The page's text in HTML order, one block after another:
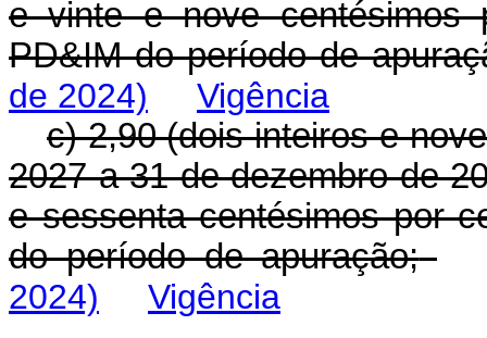
e vinte e nove centésimos
PD&IM do período de
de 2024)
Vigência
c) 2,90 (dois inteiros e
2027 a 31 de dezembro de
e sessenta centésimos por
do período de apuração;
2024)
Vigência